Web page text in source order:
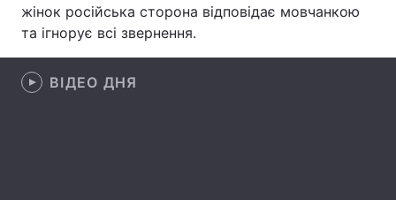
Тема оформлення
жінок російська сторона відповідає мовчанкою
та ігнорує всі звернення.
ВІДЕО ДНЯ